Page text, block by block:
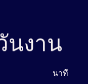
นงาน
นาที